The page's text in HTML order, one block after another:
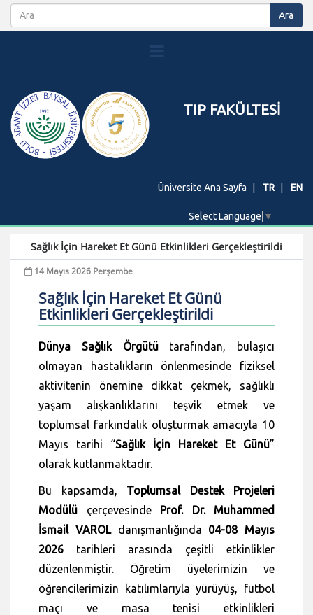
TIP FAKÜLTESİ
Üniversite Ana Sayfa TR EN
Select Language ▼
Sağlık İçin Hareket Et Günü Etkinlikleri Gerçekleştirildi
14 Mayıs 2026 Perşembe
Sağlık İçin Hareket Et Günü
Etkinlikleri Gerçekleştirildi
Dünya Sağlık Örgütütarafından, bulaşıcı
olmayan hastalıkların önlenmesinde fiziksel
aktivitenin önemine dikkat çekmek, sağlıklı
yaşam alışkanlıklarını teşvik etmek ve
toplumsal farkındalık oluşturmak amacıyla 10
Mayıs tarihi “Sağlık İçin Hareket Et Günü”
olarak kutlanmaktadır.
Bu kapsamda, Toplumsal Destek Projeleri
Modülü çerçevesinde Prof. Dr. Muhammed
İsmail VAROLdanışmanlığında 04-08 Mayıs
2026 tarihleri arasında çeşitli etkinlikler
düzenlenmiştir. Öğretim üyelerimizin ve
öğrencilerimizin katılımlarıyla yürüyüş, futbol
maçı ve masa tenisi etkinlikleri